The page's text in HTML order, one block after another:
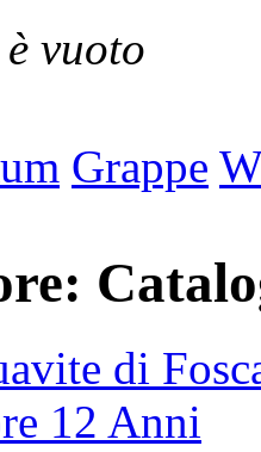
vuoto
Grappe
di
12 Anni